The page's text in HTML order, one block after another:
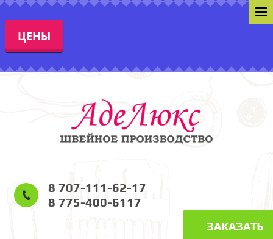
ЦЕНЫ
8 707-111-62-17
8 775-400-6117
ЗАКАЗАТЬ